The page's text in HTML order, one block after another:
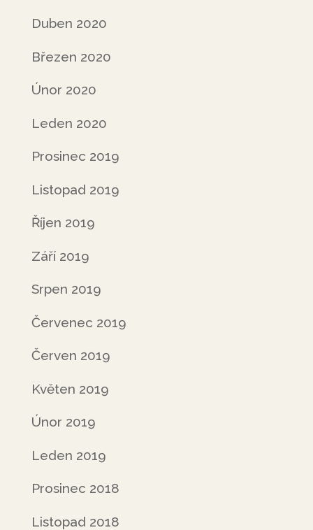
Duben 2020
Březen 2020
Únor 2020
Leden 2020
Prosinec 2019
Listopad 2019
Říjen 2019
Září 2019
Srpen 2019
Červenec 2019
Červen 2019
Květen 2019
Únor 2019
Leden 2019
Prosinec 2018
Listopad 2018